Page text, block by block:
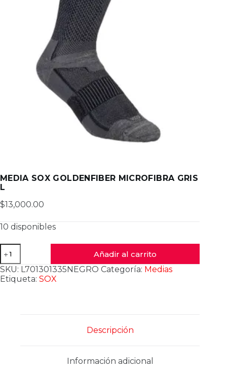
MEDIA SOX GOLDENFIBER MICROFIBRA GRIS
L
$13,000.00
10 disponibles
MEDIA
SOX
GOLDENFIBER
MICROFIBRA
GRIS
Añadir al carrito
SKU: L701301335NEGRO Categoría: Medias
Etiqueta: SOX
Descripción
Información adicional